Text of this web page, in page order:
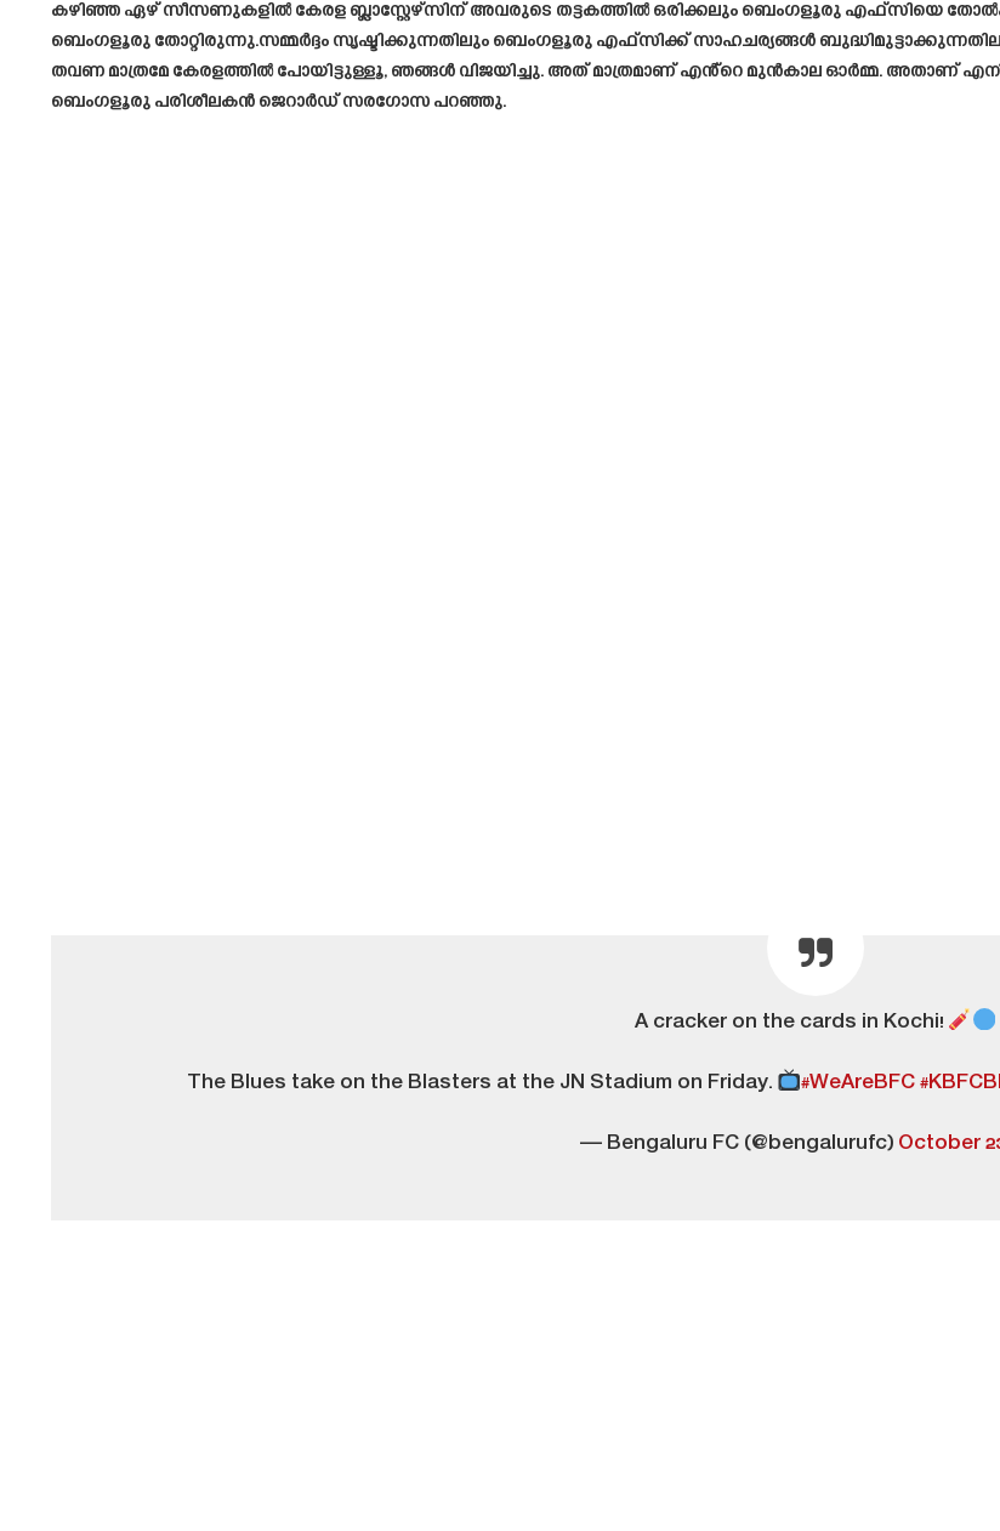
കഴിഞ്ഞ ഏഴ് സീസണുകളിൽ കേരള ബ്ലാസ്റ്റേഴ്‌സിന് അവരുടെ തട്ടകത്തിൽ ഒരിക്കലും ബെംഗളൂരു എഫ്‌സിയെ
ബെംഗളൂരു തോറ്റിരുന്നു.സമ്മർദ്ദം സൃഷ്ടിക്കുന്നതിലും ബെംഗളൂരു എഫ്‌സിക്ക് സാഹചര്യങ്ങൾ
തവണ മാത്രമേ കേരളത്തിൽ പോയിട്ടുള്ളൂ, ഞങ്ങൾ വിജയിച്ചു. അത് മാത്രമാണ് എൻ്റെ മുൻകാല ഓർമ്മ. അതാണ്
ബെംഗളൂരു പരിശീലകൻ ജെറാർഡ് സരഗോസ പറഞ്ഞു.
A cracker on the cards in Kochi!
The Blues take on the Blasters at the JN Stadium on Friday. #WeAreBFC
— Bengaluru FC (@bengalurufc) October